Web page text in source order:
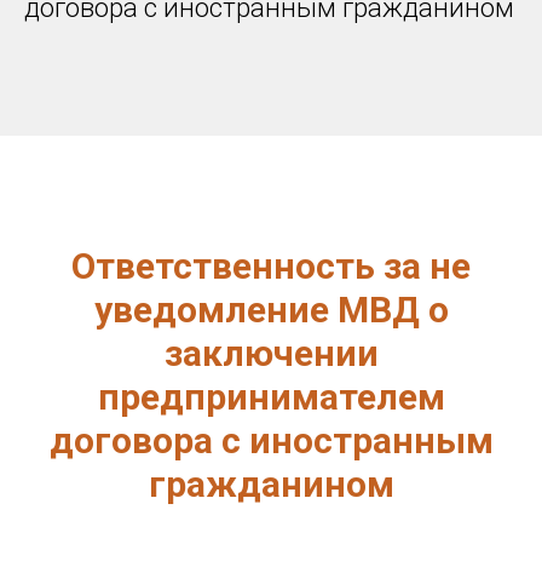
договора с иностранным гражданином
Ответственность за не
уведомление МВД о
заключении
предпринимателем
договора с иностранным
гражданином